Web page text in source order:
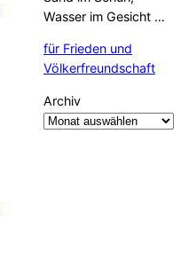
Wasser im Gesicht …
für Frieden und
Völkerfreundschaft
Archiv